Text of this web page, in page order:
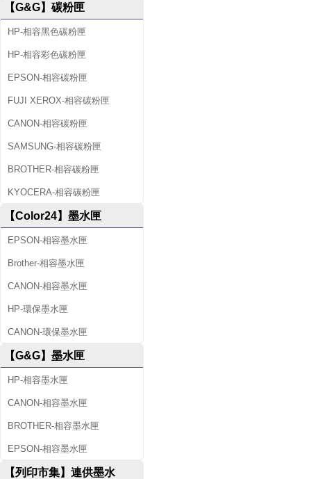
【G&G】碳粉匣
HP-相容黑色碳粉匣
HP-相容彩色碳粉匣
EPSON-相容碳粉匣
FUJI XEROX-相容碳粉匣
CANON-相容碳粉匣
SAMSUNG-相容碳粉匣
BROTHER-相容碳粉匣
KYOCERA-相容碳粉匣
【Color24】墨水匣
EPSON-相容墨水匣
Brother-相容墨水匣
CANON-相容墨水匣
HP-環保墨水匣
CANON-環保墨水匣
【G&G】墨水匣
HP-相容墨水匣
CANON-相容墨水匣
BROTHER-相容墨水匣
EPSON-相容墨水匣
【列印市集】連供墨水